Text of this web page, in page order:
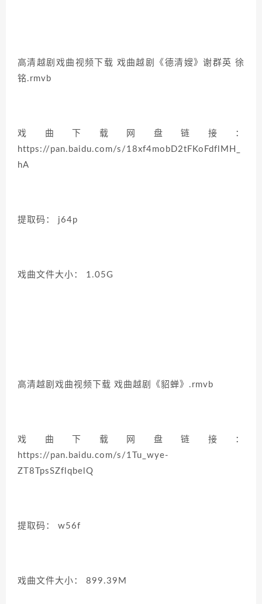
高清越剧戏曲视频下载 戏曲越剧《德清嫂》谢群英 徐
铭.rmvb
戏曲下载网盘链接：
https://pan.baidu.com/s/18xf4mobD2tFKoFdflMH_
hA
提取码： j64p
戏曲文件大小： 1.05G
高清越剧戏曲视频下载 戏曲越剧《貂蝉》.rmvb
戏曲下载网盘链接：
https://pan.baidu.com/s/1Tu_wye-
ZT8TpsSZflqbelQ
提取码： w56f
戏曲文件大小： 899.39M